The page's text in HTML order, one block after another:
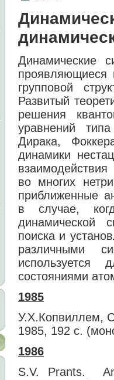
Динамические
проявляющиеся
групповой
Развитый
решения
уравнений
Дирака,
динамики
во многих
приближенные
в случае,
динамической
поиска и
различными
используется
состояниями
1985
У.Х.Копвиллем,
1985, 192 с.
1986
S.V. Prants.